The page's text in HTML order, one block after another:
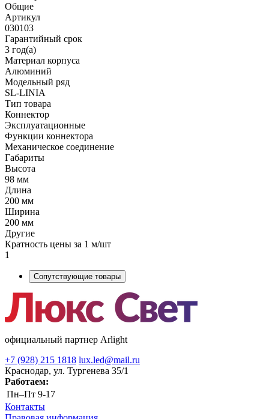
Общие
Артикул
030103
Гарантийный срок
3 год(а)
Материал корпуса
Алюминий
Модельный ряд
SL-LINIA
Тип товара
Коннектор
Эксплуатационные
Функции коннектора
Механическое соединение
Габариты
Высота
98 мм
Длина
200 мм
Ширина
200 мм
Другие
Кратность цены за 1 м/шт
1
Сопутствующие товары
официальный партнер Arlight
+7 (928) 215 1818 lux.led@mail.ru
Краснодар, ул. Тургенева 35/1
Работаем:
Пн–Пт 9-17
Контакты